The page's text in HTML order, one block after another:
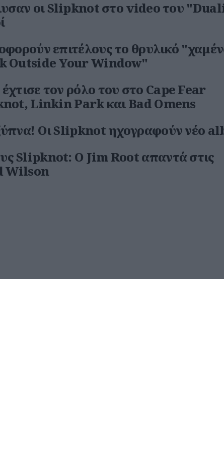
οι Slipknot στο video του
επιτέλους το θρυλικό
Outside Your Window"
τον ρόλο του στο Cape Fear
Linkin Park και Bad Omens
Οι Slipknot ηχογραφούν νέο
Slipknot: Ο Jim Root απαντά στις
Wilson